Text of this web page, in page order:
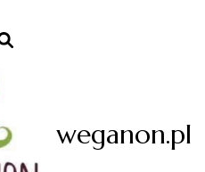
weganon.pl